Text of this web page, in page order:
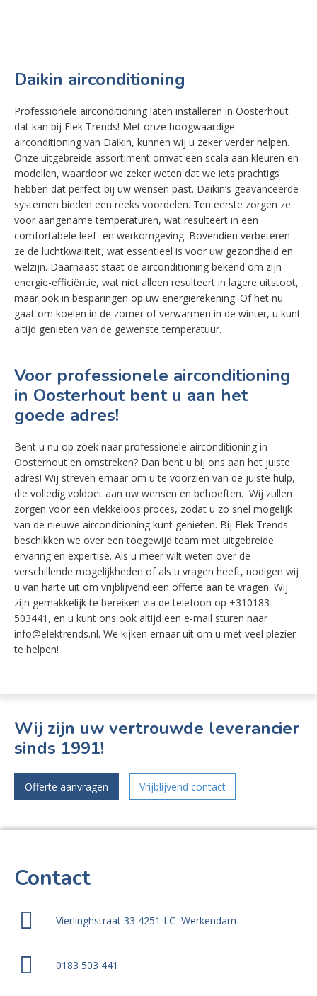
Daikin airconditioning
Professionele airconditioning laten installeren in Oosterhout
dat kan bij Elek Trends! Met onze hoogwaardige
airconditioning van Daikin, kunnen wij u zeker verder helpen.
Onze uitgebreide assortiment omvat een scala aan kleuren en
modellen, waardoor we zeker weten dat we iets prachtigs
hebben dat perfect bij uw wensen past. Daikin’s geavanceerde
systemen bieden een reeks voordelen. Ten eerste zorgen ze
voor aangename temperaturen, wat resulteert in een
comfortabele leef- en werkomgeving. Bovendien verbeteren
ze de luchtkwaliteit, wat essentieel is voor uw gezondheid en
welzijn. Daarnaast staat de airconditioning bekend om zijn
energie-efficiëntie, wat niet alleen resulteert in lagere uitstoot,
maar ook in besparingen op uw energierekening. Of het nu
gaat om koelen in de zomer of verwarmen in de winter, u kunt
altijd genieten van de gewenste temperatuur.
Voor professionele airconditioning
in Oosterhout bent u aan het
goede adres!
Bent u nu op zoek naar professionele airconditioning in
Oosterhout en omstreken? Dan bent u bij ons aan het juiste
adres! Wij streven ernaar om u te voorzien van de juiste hulp,
die volledig voldoet aan uw wensen en behoeften. Wij zullen
zorgen voor een vlekkeloos proces, zodat u zo snel mogelijk
van de nieuwe airconditioning kunt genieten. Bij Elek Trends
beschikken we over een toegewijd team met uitgebreide
ervaring en expertise. Als u meer wilt weten over de
verschillende mogelijkheden of als u vragen heeft, nodigen wij
u van harte uit om vrijblijvend een offerte aan te vragen. Wij
zijn gemakkelijk te bereiken via de telefoon op +310183-
503441, en u kunt ons ook altijd een e-mail sturen naar
info@elektrends.nl. We kijken ernaar uit om u met veel plezier
te helpen!
Wij zijn uw vertrouwde leverancier
sinds 1991!
Offerte aanvragen Vrijblijvend contact
Contact
Vierlinghstraat 33 4251 LC Werkendam
0183 503 441